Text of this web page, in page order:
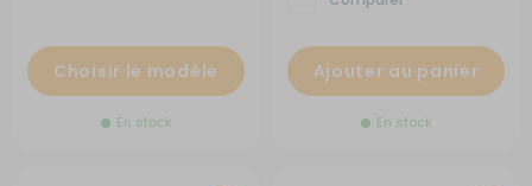
Choisir le modèle
En stock
Ajouter au panier
En stock